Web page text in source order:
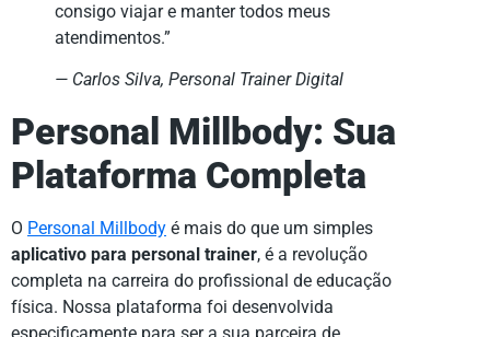
consigo viajar e manter todos meus
atendimentos.”
— Carlos Silva, Personal Trainer Digital
Personal Millbody: Sua
Plataforma Completa
O Personal Millbody é mais do que um simples
aplicativo para personal trainer, é a revolução
completa na carreira do profissional de educação
física. Nossa plataforma foi desenvolvida